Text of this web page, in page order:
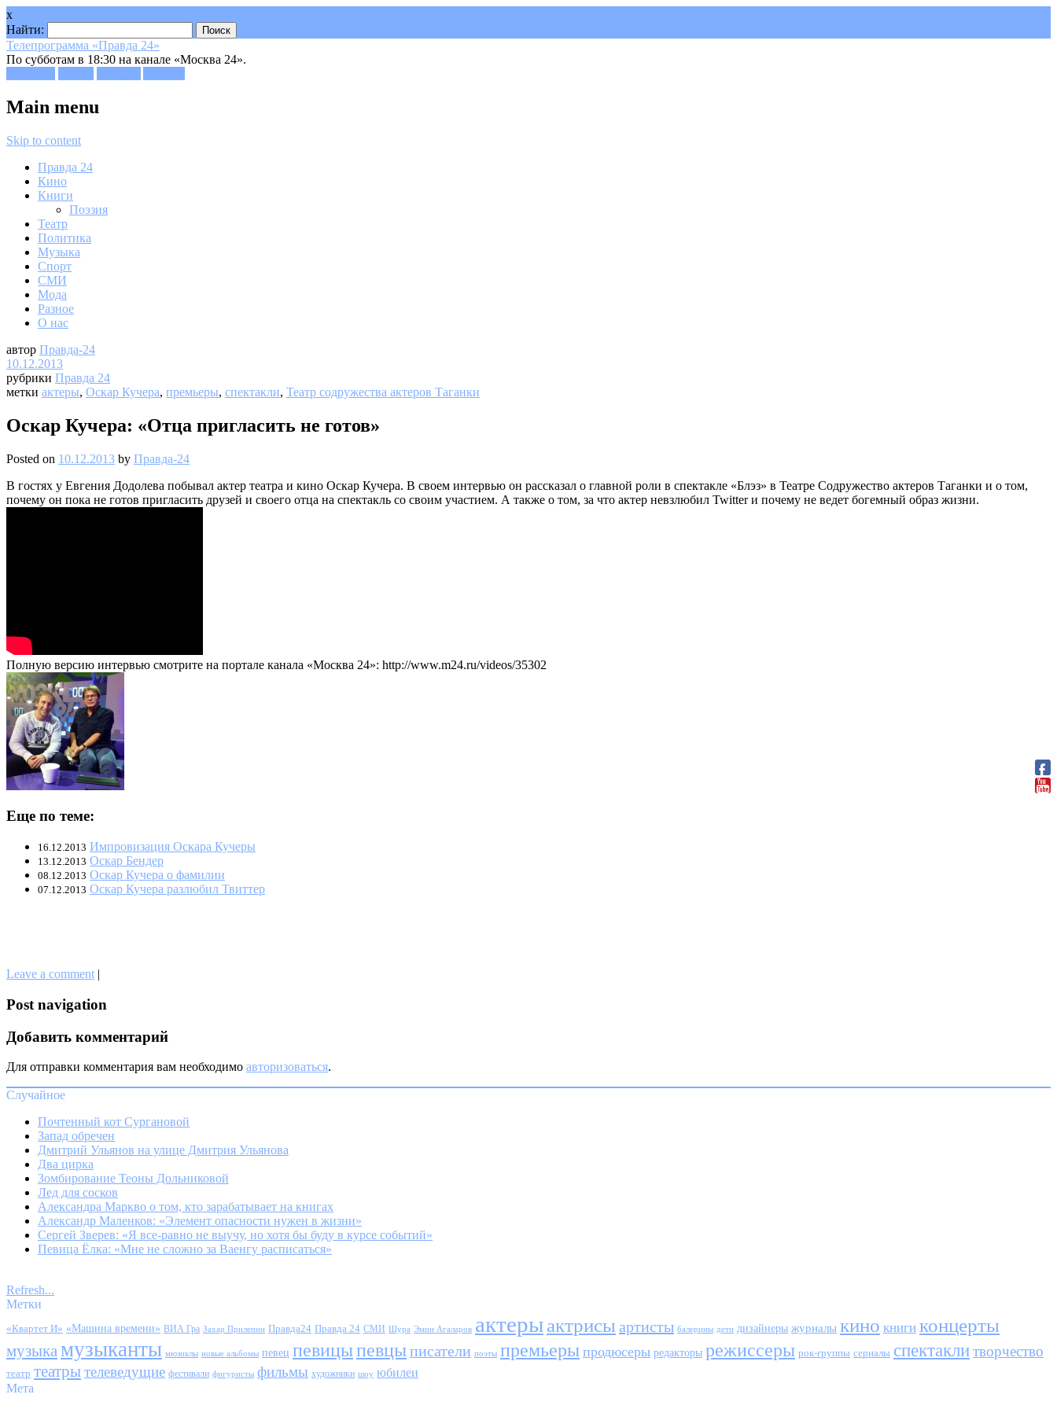
x
Найти:
Телепрограмма «Правда 24»
По субботам в 18:30 на канале «Москва 24».
Main menu
Skip to content
Правда 24
Кино
Книги
Поэзия
Театр
Политика
Музыка
Спорт
СМИ
Мода
Разное
О нас
автор Правда-24
10.12.2013
рубрики Правда 24
метки актеры, Оскар Кучера, премьеры, спектакли, Театр содружества актеров Таганки
Оскар Кучера: «Отца пригласить не готов»
Posted on 10.12.2013 by Правда-24
В гостях у Евгения Додолева побывал актер театра и кино Оскар Кучера. В своем интервью он рассказал о главной роли в спектакле «Блэз» в Театре Содружество актеров Таганки и о том,
почему он пока не готов пригласить друзей и своего отца на спектакль со своим участием. А также о том, за что актер невзлюбил Twitter и почему не ведет богемный образ жизни.
Полную версию интервью смотрите на портале канала «Москва 24»: http://www.m24.ru/videos/35302
Еще по теме:
16.12.2013 Импровизация Оскара Кучеры
13.12.2013 Оскар Бендер
08.12.2013 Оскар Кучера о фамилии
07.12.2013 Оскар Кучера разлюбил Твиттер
Leave a comment |
Post navigation
Добавить комментарий
Для отправки комментария вам необходимо авторизоваться.
Случайное
Почтенный кот Сургановой
Запад обречен
Дмитрий Ульянов на улице Дмитрия Ульянова
Два цирка
Зомбирование Теоны Дольниковой
Лед для сосков
Александра Маркво о том, кто зарабатывает на книгах
Александр Маленков: «Элемент опасности нужен в жизни»
Сергей Зверев: «Я все-равно не выучу, но хотя бы буду в курсе событий»
Певица Ёлка: «Мне не сложно за Ваенгу расписаться»
Refresh...
Метки
«Квартет И» «Машина времени» ВИА Гра Захар Прилепин Правда24 Правда 24 СМИ Шура Эмин Агаларов актерыактрисы артисты балерины дети дизайнеры журналы кино книги концерты
музыкамузыканты мюзиклы новые альбомы певец певицыпевцыписатели поэты премьеры продюсеры редакторы режиссеры рок-группы сериалы спектаклитворчество
театр театрытелеведущие фестивали фигуристы фильмы художники шоу юбилеи
Мета